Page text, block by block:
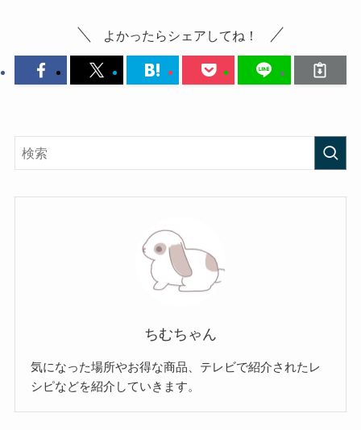
よかったらシェアしてね！
ちむちゃん
気になった場所やお得な商品、テレビで紹介されたレ
シピなどを紹介していきます。